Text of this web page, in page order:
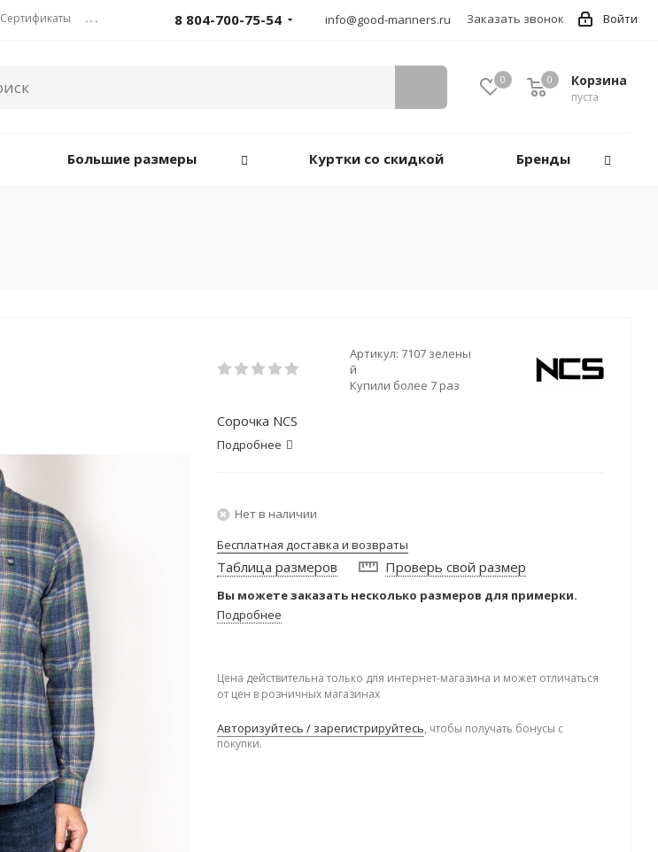
Сертификаты ... Войти
8 804-700-75-54 info@good-manners.ru Заказать звонок
0 Корзина
пуста
0
Большие размеры Куртки со скидкой Бренды
Артикул: 7107 зелены
й
Купили более 7 раз
Сорочка NCS
Подробнее
Нет в наличии
Бесплатная доставка и возвраты
Таблица размеров Проверь свой размер
Вы можете заказать несколько размеров для примерки.
Подробнее
Цена действительна только для интернет-магазина и может отличаться
от цен в розничных магазинах
Авторизуйтесь / зарегистрируйтесь, чтобы получать бонусы с
покупки.